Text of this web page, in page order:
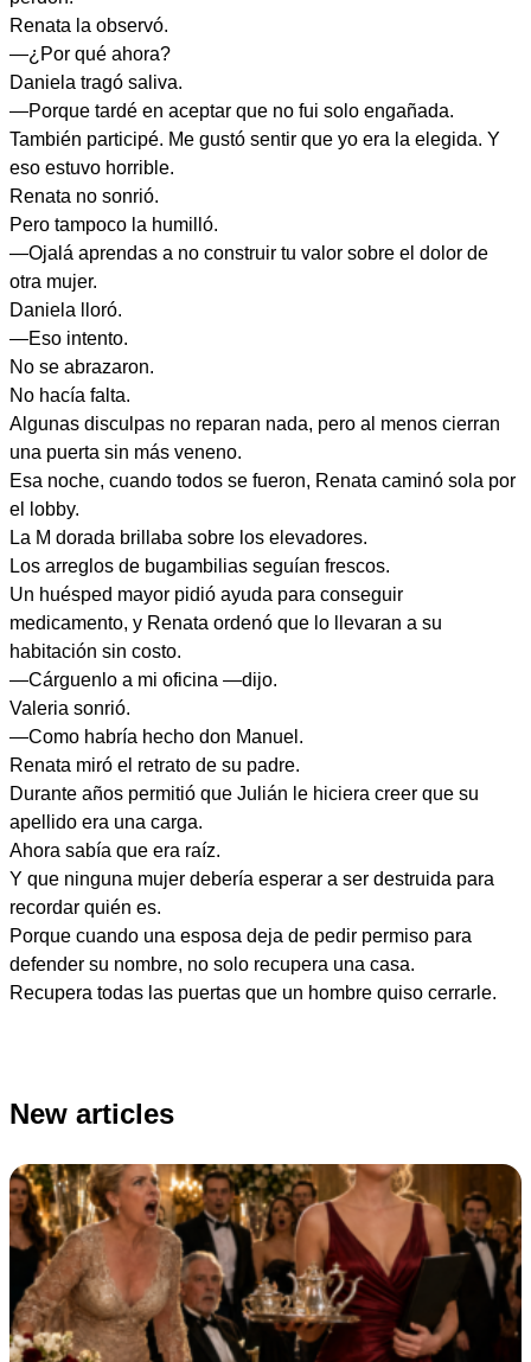
Renata la observó.
—¿Por qué ahora?
Daniela tragó saliva.
—Porque tardé en aceptar que no fui solo engañada.
También participé. Me gustó sentir que yo era la elegida. Y
eso estuvo horrible.
Renata no sonrió.
Pero tampoco la humilló.
—Ojalá aprendas a no construir tu valor sobre el dolor de
otra mujer.
Daniela lloró.
—Eso intento.
No se abrazaron.
No hacía falta.
Algunas disculpas no reparan nada, pero al menos cierran
una puerta sin más veneno.
Esa noche, cuando todos se fueron, Renata caminó sola por
el lobby.
La M dorada brillaba sobre los elevadores.
Los arreglos de bugambilias seguían frescos.
Un huésped mayor pidió ayuda para conseguir
medicamento, y Renata ordenó que lo llevaran a su
habitación sin costo.
—Cárguenlo a mi oficina —dijo.
Valeria sonrió.
—Como habría hecho don Manuel.
Renata miró el retrato de su padre.
Durante años permitió que Julián le hiciera creer que su
apellido era una carga.
Ahora sabía que era raíz.
Y que ninguna mujer debería esperar a ser destruida para
recordar quién es.
Porque cuando una esposa deja de pedir permiso para
defender su nombre, no solo recupera una casa.
Recupera todas las puertas que un hombre quiso cerrarle.
New articles